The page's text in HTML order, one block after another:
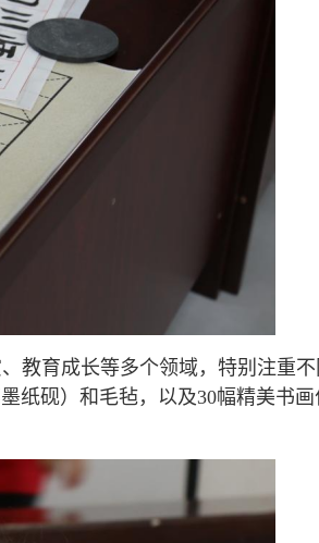
教育成长等多个领域，特别注重
纸砚）和毛毡，以及30幅精美书